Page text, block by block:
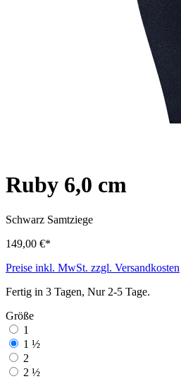
Ruby 6,0 cm
Schwarz Samtziege
149,00 €*
Preise inkl. MwSt. zzgl. Versandkosten
Fertig in 3 Tagen, Nur 2-5 Tage.
Größe
1
1 ½
2
2 ½